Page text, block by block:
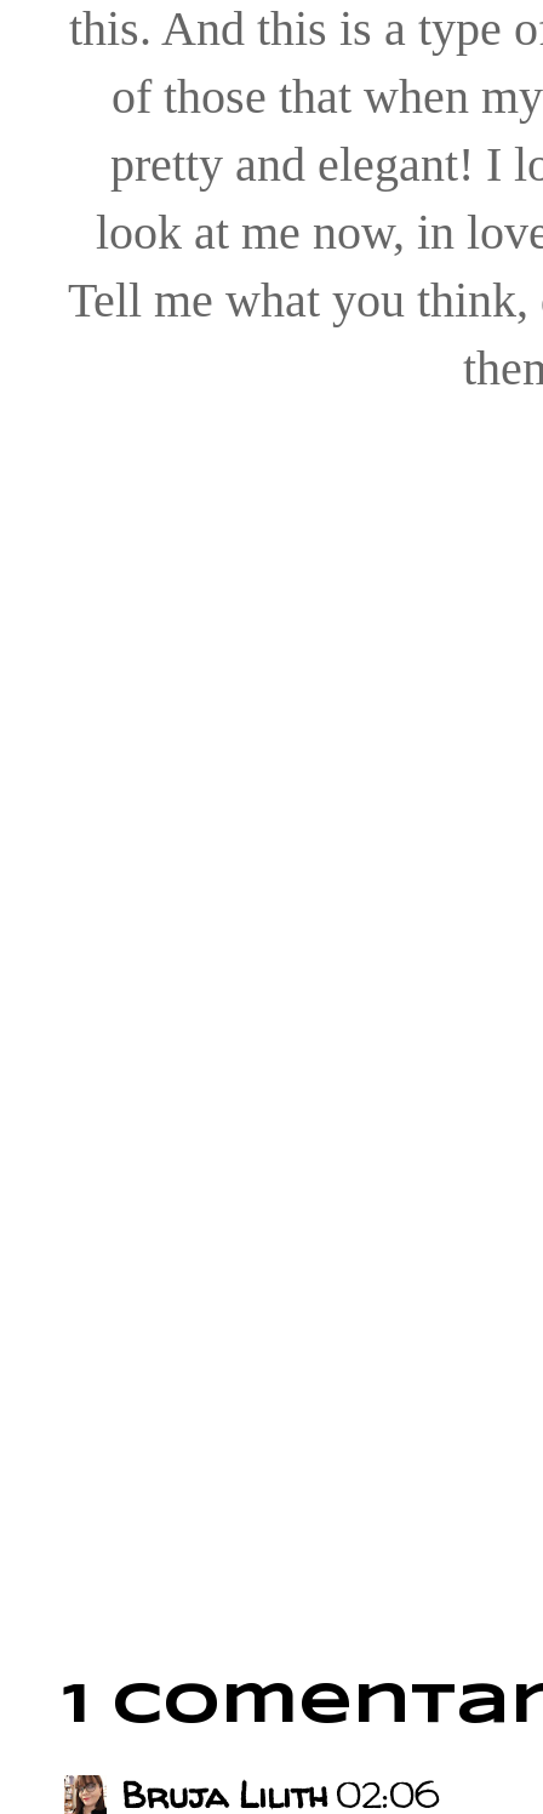
this. And this is a type
of those that when
pretty and elegant! I
look at me now, in
Tell me what you
1
Bruja Lilith02:06